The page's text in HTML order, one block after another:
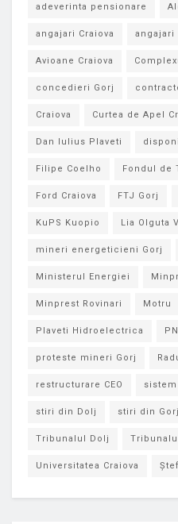
adeverinta pensionare
angajari Craiova angajari
Avioane Craiova
concedieri Gorj
Craiova Curtea de Apel
Dan Iulius Plaveti
Filipe Coelho Fondul de
Ford Craiova FTJ Gorj
KuPS Kuopio Lia Olguta
mineri energeticieni Gorj
Ministerul Energiei
Minprest Rovinari Motru
Plaveti Hidroelectrica
proteste mineri Gorj
restructurare CEO sistem
stiri din Dolj stiri din Gorj
Tribunalul Dolj
Universitatea Craiova